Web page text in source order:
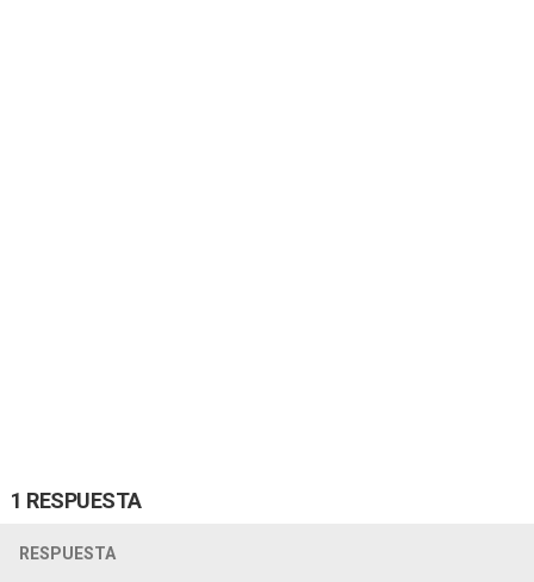
1 RESPUESTA
RESPUESTA